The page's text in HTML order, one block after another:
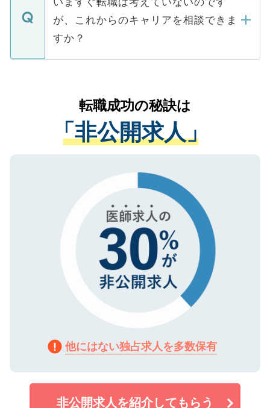
に、医療機関が求める条件に合った人材の
みを人材紹介会社に依頼するケースが増え
ています。
などで収集したご登録者様の個人情報は、
ご本人のキャリアアップおよび転職活動の
支援を目的に使用いたします。お預かりし
ているすべての個人データはご本人の許可
は、個人情報の取り扱いについての厳密な
管理基準を満たした事業者のみに付与され
る、プライバシーマークを取得済みです。
で、機密保持に関してもご安心ください。
が、これからのキャリアを相談できま
すか？
かがいして、現在の医療機関の状況や紹介
経験をまじえながら、適切なアドバイスを
させていただきます。すぐにご転職をされ
ない方には、長期的なサポートが可能です
ので、まずはご登録ください。
転職成功の秘訣は
「非公開求人」
他にはない独占求人を多数保有
非公開求人を紹介してもらう